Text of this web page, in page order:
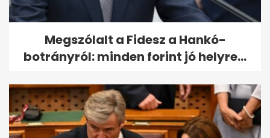
Megszólalt a Fidesz a Hankó-
botrányról: minden forint jó helyre...